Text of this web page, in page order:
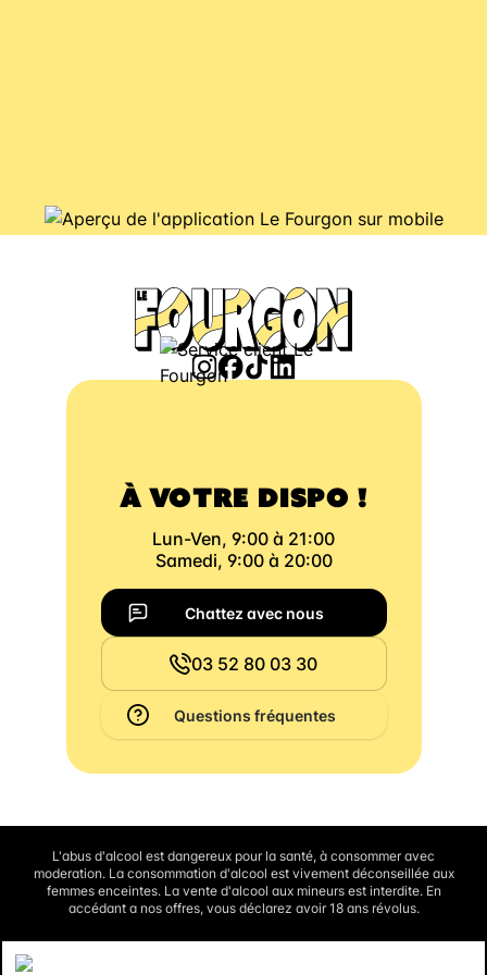
À VOTRE DISPO !
Lun-Ven, 9:00 à 21:00
Samedi, 9:00 à 20:00
Chattez avec nous
03 52 80 03 30
Questions fréquentes
L'abus d'alcool est dangereux pour la santé, à consommer avec
moderation. La consommation d'alcool est vivement déconseillée aux
femmes enceintes. La vente d'alcool aux mineurs est interdite. En
accédant a nos offres, vous déclarez avoir 18 ans révolus.